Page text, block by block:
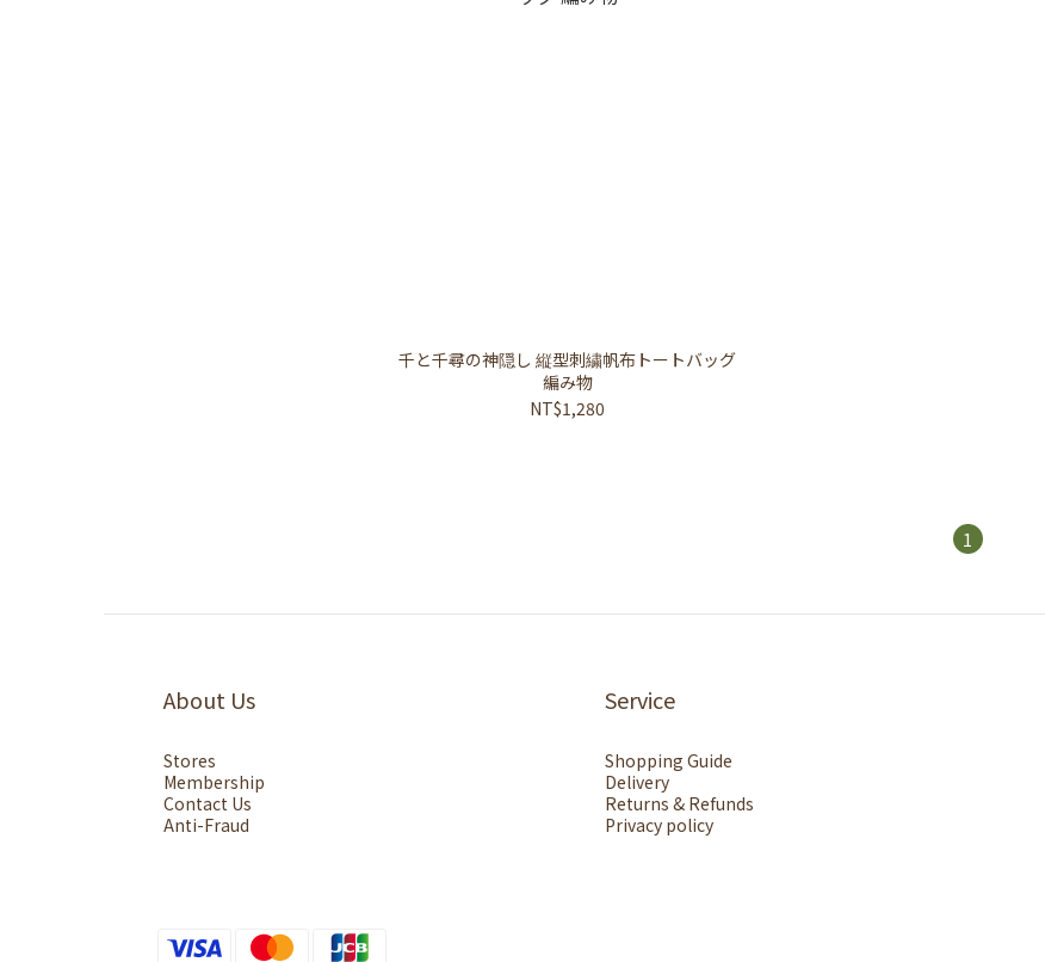
千と千尋の神隠し 縦型刺繍帆布トートバッグ
編み物
NT$1,280
1
About Us
Stores
Membership
Contact Us
Anti-Fraud
Service
Shopping Guide
Delivery
Returns & Refunds
Privacy policy